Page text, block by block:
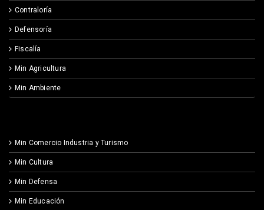
Contraloría
Defensoría
Fiscalía
Min Agricultura
Min Ambiente
Min Comercio Industria y Turismo
Min Cultura
Min Defensa
Min Educación